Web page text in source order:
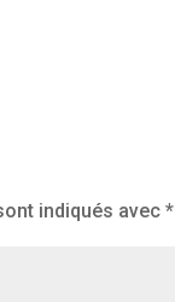
indiqués avec*